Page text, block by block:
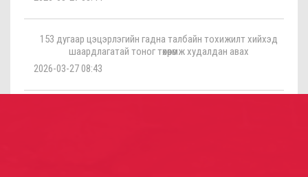
153 дугаар цэцэрлэгийн гадна талбайн тохижилт хийхэд
шаардлагатай тоног төхөөрөмж худалдан авах
2026-03-27 08:43